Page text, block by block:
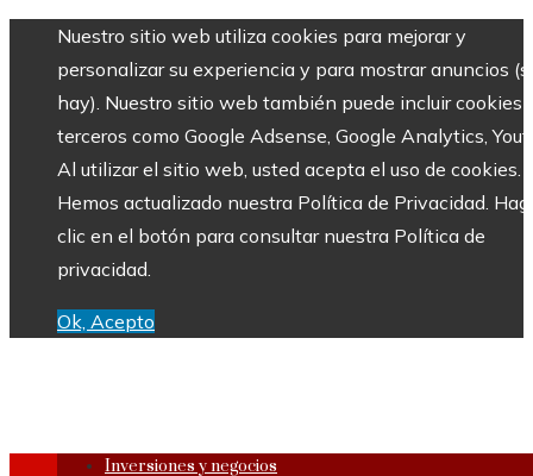
Nuestro sitio web utiliza cookies para mejorar y
personalizar su experiencia y para mostrar anuncios
hay). Nuestro sitio web también puede incluir cookies
terceros como Google Adsense, Google Analytics,
Al utilizar el sitio web, usted acepta el uso de cookies.
Hemos actualizado nuestra Política de Privacidad.
clic en el botón para consultar nuestra Política de
privacidad.
Ok, Acepto
Inversiones y negocios